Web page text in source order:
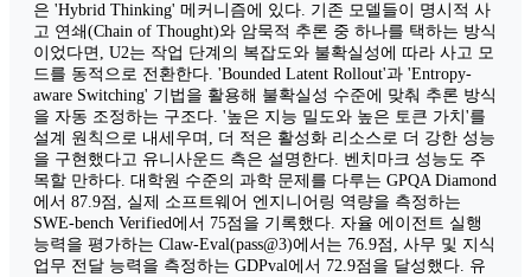
은 'Hybrid Thinking' 메커니즘에 있다. 기존 모델들이 명시적 사
고 연쇄(Chain of Thought)와 암묵적 추론 중 하나를 택하는 방식
이었다면, U2는 작업 단계의 복잡도와 불확실성에 따라 사고 모
드를 동적으로 전환한다. 'Bounded Latent Rollout'과 'Entropy-
aware Switching' 기법을 활용해 불확실성 수준에 맞춰 추론 방식
을 자동 조정하는 구조다. '높은 지능 밀도와 높은 토큰 가치'를
설계 원칙으로 내세우며, 더 적은 활성화 리소스로 더 강한 성능
을 구현했다고 유니사운드 측은 설명한다. 벤치마크 성능도 주
목할 만하다. 대학원 수준의 과학 문제를 다루는 GPQA Diamond
에서 87.9점, 실제 소프트웨어 엔지니어링 역량을 측정하는
SWE-bench Verified에서 75점을 기록했다. 자율 에이전트 실행
능력을 평가하는 Claw-Eval(pass@3)에서는 76.9점, 사무 및 지식
업무 전달 능력을 측정하는 GDPval에서 72.9점을 달성했다. 유